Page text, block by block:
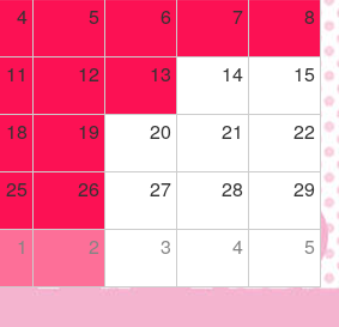
4 5 6 7 8
11 12 13 14 15
18 19 20 21 22
25 26 27 28 29
1 2 3 4 5